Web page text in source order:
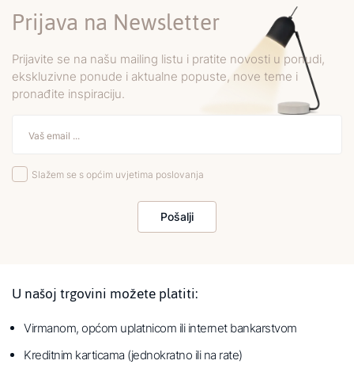
Prijava na Newsletter
Prijavite se na našu mailing listu i pratite novosti u ponudi,
ekskluzivne ponude i aktualne popuste, nove teme i
pronađite inspiraciju.
Slažem se s općim uvjetima poslovanja
Pošalji
U našoj trgovini možete platiti:
Virmanom, općom uplatnicom ili internet bankarstvom
Kreditnim karticama (jednokratno ili na rate)